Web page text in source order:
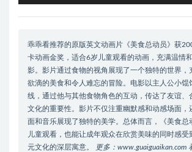
乖乖看推荐的原版英文动画片《美食总动员》获
卡动画金奖，适合6岁儿童观看的动画，充满温情
影。影片通过食物的视角展现了一个独特的世界，
欲滴的美食和令人难忘的冒险。电影以主人公小馄
线，通过他与其他食物角色的互动，传达了友谊、
文化的重要性。影片不仅注重幽默感和动感场面，
面和音乐展现了独特的美学。总体而言，《美食总
儿童观看，也能让成年观众在欣赏美味的同时感受
元文化的深层寓意。
更多：www.guaiguaikan.com